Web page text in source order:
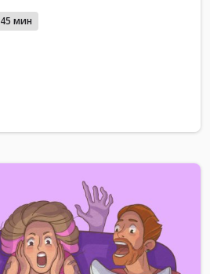
45 мин